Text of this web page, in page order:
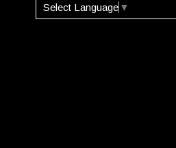
Select Language ▼